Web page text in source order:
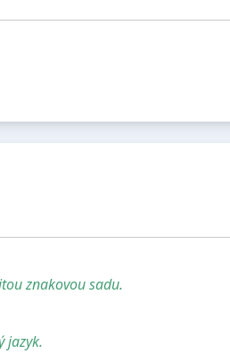
znakovou sadu.
jazyk.